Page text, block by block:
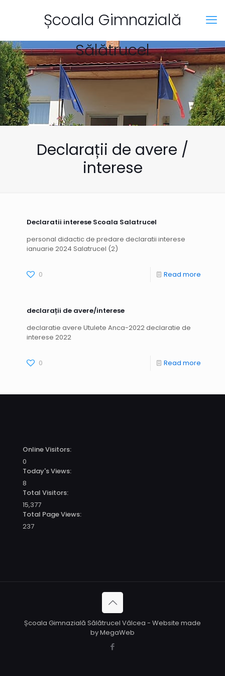
Școala Gimnazială
Sălătrucel
Declarații de avere /
interese
Declaratii interese Scoala Salatrucel
personal didactic de predare declaratii interese
ianuarie 2024 Salatrucel (2)
0 Read more
declarații de avere/interese
declaratie avere Utulete Anca-2022 declaratie de
interese 2022
0 Read more
Online Visitors:
0
Today's Views:
8
Total Visitors:
15,377
Total Page Views:
237
Școala Gimnazială Sălătrucel Vâlcea - Website made
by MegaWeb